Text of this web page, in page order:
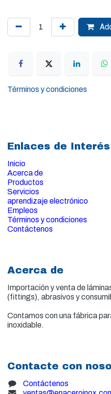
Términos y condiciones
Enlaces de Interés
Inicio
Acerca de
Productos
Servicios
aprendizaje electrónico
Empleos
Términos y condiciones
Contáctenos
Acerca de
Importación y venta de
(fittings), abrasivos y
Contamos con una fábrica
inoxidable.
Contacte con
Contáctenos